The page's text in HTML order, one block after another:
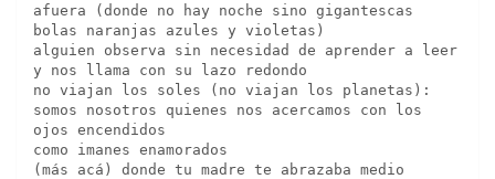
afuera (donde no hay noche sino gigantescas
bolas naranjas azules y violetas)
alguien observa sin necesidad de aprender a leer
y nos llama con su lazo redondo
no viajan los soles (no viajan los planetas):
somos nosotros quienes nos acercamos con los
ojos encendidos
como imanes enamorados
(más acá) donde tu madre te abrazaba medio